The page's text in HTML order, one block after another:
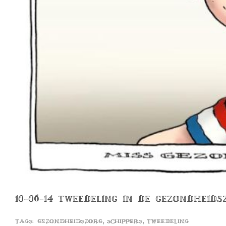
10-06-14 TWEEDELING IN DE
Tags: gezondheidszorg, schippers, tweedeling